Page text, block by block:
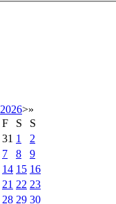
2026>»
F S
S
31 1
2
7 8
9
14 15 16
21 22 23
28 29 30